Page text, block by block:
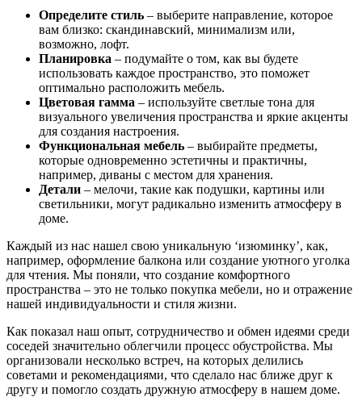
Определите стиль – выберите направление, которое
вам близко: скандинавский, минимализм или,
возможно, лофт.
Планировка – подумайте о том, как вы будете
использовать каждое пространство, это поможет
оптимально расположить мебель.
Цветовая гамма – используйте светлые тона для
визуального увеличения пространства и яркие акценты
для создания настроения.
Функциональная мебель – выбирайте предметы,
которые одновременно эстетичны и практичны,
например, диваны с местом для хранения.
Детали – мелочи, такие как подушки, картины или
светильники, могут радикально изменить атмосферу в
доме.
Каждый из нас нашел свою уникальную ‘изюминку’, как,
например, оформление балкона или создание уютного уголка
для чтения. Мы поняли, что создание комфортного
пространства – это не только покупка мебели, но и отражение
нашей индивидуальности и стиля жизни.
Как показал наш опыт, сотрудничество и обмен идеями среди
соседей значительно облегчили процесс обустройства. Мы
организовали несколько встреч, на которых делились
советами и рекомендациями, что сделало нас ближе друг к
другу и помогло создать дружную атмосферу в нашем доме.